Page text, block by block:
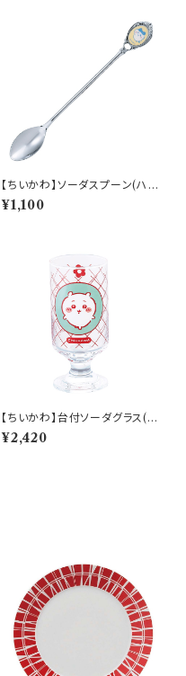
【ちいかわ】ソーダスプーン(ハチ
ワレ)【CKW40】CKW42-850
¥1,100
【ちいかわ】台付ソーダグラス(ち
いかわ)【CKW40】CKW41-81
3
¥2,420